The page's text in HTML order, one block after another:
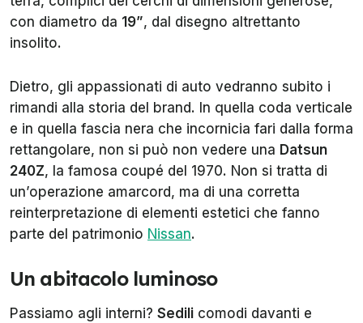
con diametro da 19”, dal disegno altrettanto
insolito.
Dietro, gli appassionati di auto vedranno subito i
rimandi alla storia del brand. In quella coda verticale
e in quella fascia nera che incornicia fari dalla forma
rettangolare, non si può non vedere una Datsun
240Z, la famosa coupé del 1970. Non si tratta di
un’operazione amarcord, ma di una corretta
reinterpretazione di elementi estetici che fanno
parte del patrimonio Nissan.
Un abitacolo luminoso
Passiamo agli interni? Sedili comodi davanti e